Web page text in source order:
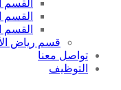
القسم
القسم
القسم
قسم رياض
تواصل معنا
التوظيف